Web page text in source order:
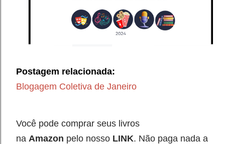
Postagem relacionada:
Blogagem Coletiva de Janeiro
Você pode comprar seus livros
na Amazon pelo nosso LINK. Não paga nada a